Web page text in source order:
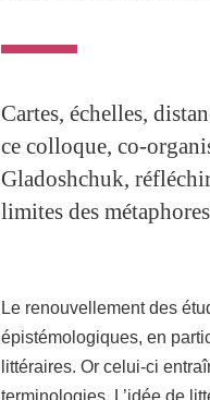
Cartes, échelles,
ce colloque, co-
Gladoshchuk,
limites des
Le renouvellement des
épistémologiques, en
littéraires. Or celui-ci
terminologies. L’idée de